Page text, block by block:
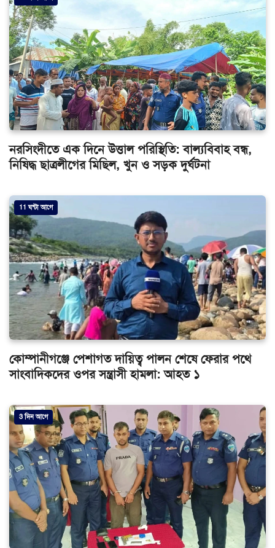
নরসিংদীতে এক দিনে উত্তাল পরিস্থিতি: বাল্যবিবাহ বন্ধ,
নিষিদ্ধ ছাত্রলীগের মিছিল, খুন ও সড়ক দুর্ঘটনা
11 ঘন্টা আগে
কোম্পানীগঞ্জে পেশাগত দায়িত্ব পালন শেষে ফেরার পথে
সাংবাদিকদের ওপর সন্ত্রাসী হামলা: আহত ১
3 দিন আগে